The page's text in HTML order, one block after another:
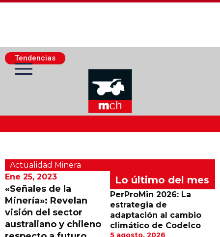
Tendencias
Actualidad Minera
Minería Superficie
Minerí­a Subterránea
Proveedores
Actualidad Minera
Ene 25, 2023
«Señales de la
Minería»: Revelan
visión del sector
australiano y chileno
Lo último del mes
PerProMin 2026: La
estrategia de
adaptación al cambio
climático de Codelco
5 agosto, 2026